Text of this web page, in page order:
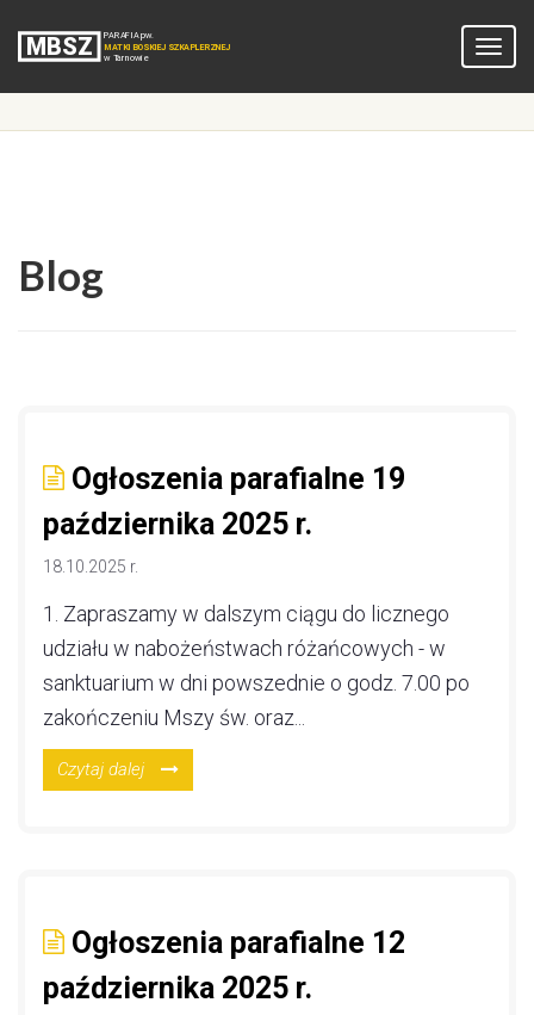
Blog
Ogłoszenia parafialne 19
października 2025 r.
18.10.2025 r.
1. Zapraszamy w dalszym ciągu do licznego
udziału w nabożeństwach różańcowych - w
sanktuarium w dni powszednie o godz. 7.00 po
zakończeniu Mszy św. oraz...
Czytaj dalej
Ogłoszenia parafialne 12
października 2025 r.